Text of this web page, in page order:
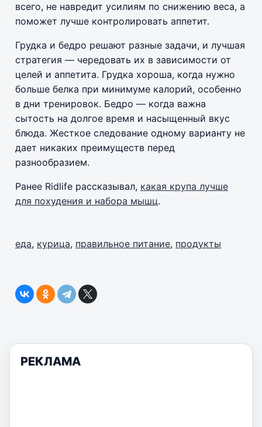
всего, не навредит усилиям по снижению веса, а
поможет лучше контролировать аппетит.
Грудка и бедро решают разные задачи, и лучшая
стратегия — чередовать их в зависимости от
целей и аппетита. Грудка хороша, когда нужно
больше белка при минимуме калорий, особенно
в дни тренировок. Бедро — когда важна
сытость на долгое время и насыщенный вкус
блюда. Жесткое следование одному варианту не
дает никаких преимуществ перед
разнообразием.
Ранее Ridlife рассказывал, какая крупа лучше
для похудения и набора мышц.
еда, курица, правильное питание, продукты
РЕКЛАМА